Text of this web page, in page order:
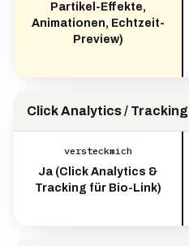
Partikel-Effekte,
Animationen, Echtzeit-
Preview)
Click Analytics / Tracking
versteckmich
Ja (Click Analytics &
Tracking für Bio-Link)